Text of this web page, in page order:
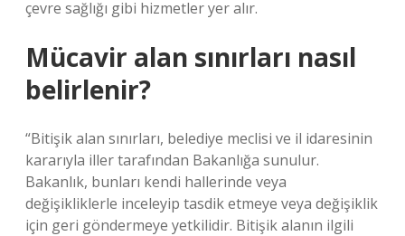
çevre sağlığı gibi hizmetler yer alır.
Mücavir alan sınırları nasıl
belirlenir?
“Bitişik alan sınırları, belediye meclisi ve il idaresinin
kararıyla iller tarafından Bakanlığa sunulur.
Bakanlık, bunları kendi hallerinde veya
değişikliklerle inceleyip tasdik etmeye veya değişiklik
için geri göndermeye yetkilidir. Bitişik alanın ilgili